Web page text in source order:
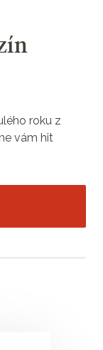
roku z
vám hit